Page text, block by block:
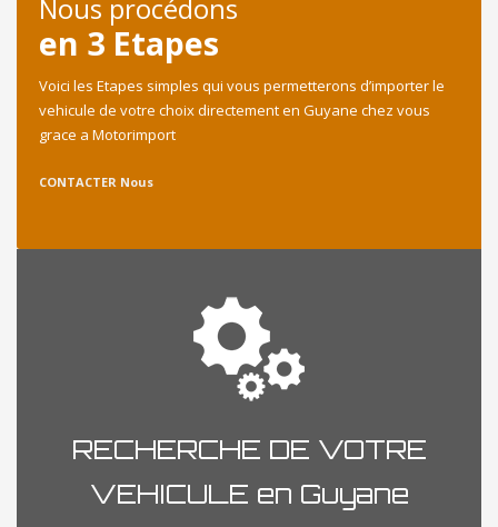
Nous procédons
en 3 Etapes
Voici les Etapes simples qui vous permetterons d’importer le
vehicule de votre choix directement en Guyane chez vous
grace a Motorimport
CONTACTER Nous
RECHERCHE DE VOTRE
VEHICULE en Guyane